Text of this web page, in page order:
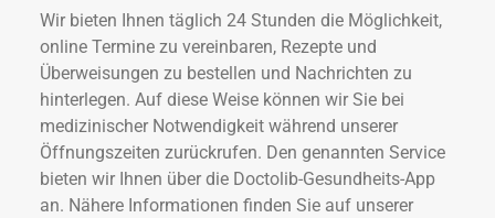
Wir bieten Ihnen täglich 24 Stunden die Möglichkeit,
online Termine zu vereinbaren, Rezepte und
Überweisungen zu bestellen und Nachrichten zu
hinterlegen. Auf diese Weise können wir Sie bei
medizinischer Notwendigkeit während unserer
Öffnungszeiten zurückrufen. Den genannten Service
bieten wir Ihnen über die Doctolib-Gesundheits-App
an. Nähere Informationen finden Sie auf unserer